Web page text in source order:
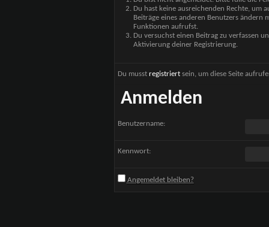
Du hast keine ausreichenden Rechte, um
Beiträge eines anderen Benutzers
Funktionen aufrufst.
Du versuchst einen Beitrag zu verfassen
Aktivierung deiner Registrierung.
Du musst registriertsein, um diese Seite
Anmelden
Benutzername:
Kennwort:
Angemeldet bleiben?